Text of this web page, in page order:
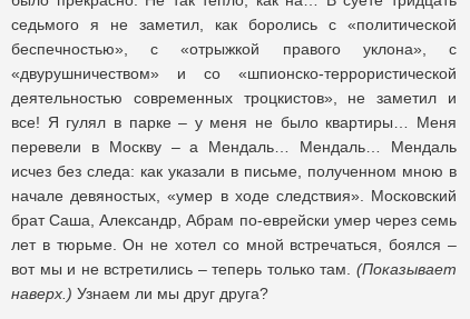
седьмого я не заметил, как боролись с «политической
беспечностью», с «отрыжкой правого уклона», с
«двурушничеством» и со «шпионско-террористической
деятельностью современных троцкистов», не заметил и
все! Я гулял в парке – у меня не было квартиры… Меня
перевели в Москву – а Мендаль… Мендаль… Мендаль
исчез без следа: как указали в письме, полученном мною в
начале девяностых, «умер в ходе следствия». Московский
брат Саша, Александр, Абрам по-еврейски умер через семь
лет в тюрьме. Он не хотел со мной встречаться, боялся –
вот мы и не встретились – теперь только там. (Показывает
наверх.) Узнаем ли мы друг друга?